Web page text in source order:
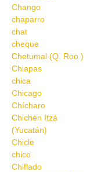
Chango
chaparro
chat
cheque
Chetumal (Q. Roo )
Chiapas
chica
Chicago
Chícharo
Chichén Itzá
(Yucatán)
Chicle
chico
Chiflado